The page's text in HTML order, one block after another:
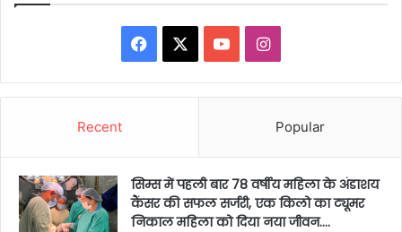
Facebook YouTubeInstagram
Recent Popular
सिम्स में पहली बार 78 वर्षीय महिला के अंडाशय
कैंसर की सफल सर्जरी, एक किलो का ट्यूमर
निकाल महिला को दिया नया जीवन….